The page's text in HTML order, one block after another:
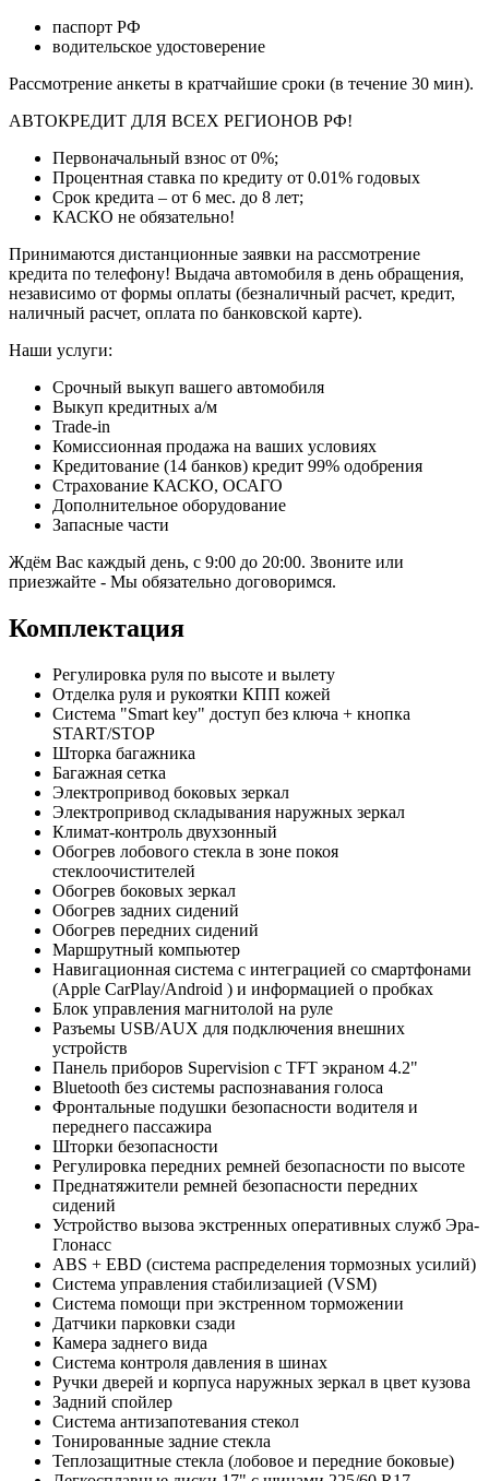
паспорт РФ
водительское удостоверение
Рассмотрение анкеты в кратчайшие сроки (в течение 30 мин).
АВТОКРЕДИТ ДЛЯ ВСЕХ РЕГИОНОВ РФ!
Первоначальный взнос от 0%;
Процентная ставка по кредиту от 0.01% годовых
Срок кредита – от 6 мес. до 8 лет;
КАСКО не обязательно!
Принимаются дистанционные заявки на рассмотрение
кредита по телефону! Выдача автомобиля в день обращения,
независимо от формы оплаты (безналичный расчет, кредит,
наличный расчет, оплата по банковской карте).
Наши услуги:
Срочный выкуп вашего автомобиля
Выкуп кредитных а/м
Trade-in
Комиссионная продажа на ваших условиях
Кредитование (14 банков) кредит 99% одобрения
Страхование КАСКО, ОСАГО
Дополнительное оборудование
Запасные части
Ждём Вас каждый день, с 9:00 до 20:00. Звоните или
приезжайте - Мы обязательно договоримся.
Комплектация
Регулировка руля по высоте и вылету
Отделка руля и рукоятки КПП кожей
Система "Smart key" доступ без ключа + кнопка
START/STOP
Шторка багажника
Багажная сетка
Электропривод боковых зеркал
Электропривод складывания наружных зеркал
Климат-контроль двухзонный
Обогрев лобового стекла в зоне покоя
стеклоочистителей
Обогрев боковых зеркал
Обогрев задних сидений
Обогрев передних сидений
Маршрутный компьютер
Навигационная система с интеграцией со смартфонами
(Apple CarPlay/Android ) и информацией о пробках
Блок управления магнитолой на руле
Разъемы USB/AUX для подключения внешних
устройств
Панель приборов Supervision с TFT экраном 4.2"
Bluetooth без системы распознавания голоса
Фронтальные подушки безопасности водителя и
переднего пассажира
Шторки безопасности
Регулировка передних ремней безопасности по высоте
Преднатяжители ремней безопасности передних
сидений
Устройство вызова экстренных оперативных служб Эра-
Глонасс
ABS + EBD (система распределения тормозных усилий)
Система управления стабилизацией (VSM)
Система помощи при экстренном торможении
Датчики парковки сзади
Камера заднего вида
Система контроля давления в шинах
Ручки дверей и корпуса наружных зеркал в цвет кузова
Задний спойлер
Система антизапотевания стекол
Тонированные задние стекла
Теплозащитные стекла (лобовое и передние боковые)